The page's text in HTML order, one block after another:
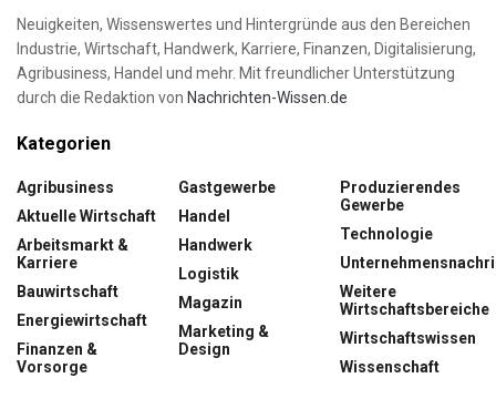
Neuigkeiten, Wissenswertes und Hintergründe aus den Bereichen
Industrie, Wirtschaft, Handwerk, Karriere, Finanzen, Digitalisierung,
Agribusiness, Handel und mehr. Mit freundlicher Unterstützung
durch die Redaktion von Nachrichten-Wissen.de
Kategorien
Agribusiness
Aktuelle Wirtschaft
Arbeitsmarkt &
Karriere
Bauwirtschaft
Energiewirtschaft
Finanzen &
Vorsorge
Gastgewerbe
Handel
Handwerk
Logistik
Magazin
Marketing &
Design
Produzierendes
Gewerbe
Technologie
Weitere
Wirtschaftsbereiche
Wirtschaftswissen
Wissenschaft